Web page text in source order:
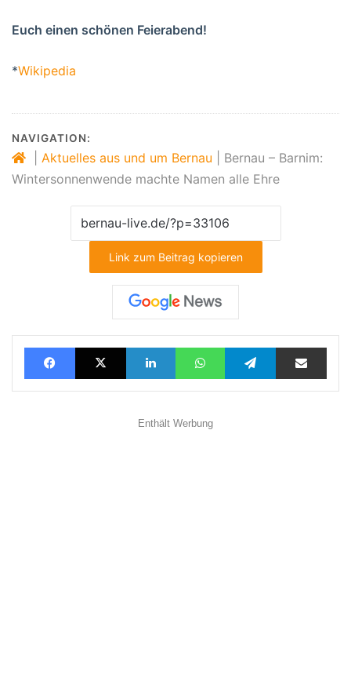
Euch einen schönen Feierabend!
*Wikipedia
NAVIGATION:
Aktuelles aus und um Bernau
Bernau – Barnim:
Wintersonnenwende machte Namen alle Ehre
Link zum Beitrag kopieren
FacebookX LinkedInWhatsAppTelegramTeilen via E-Mail
Enthält Werbung